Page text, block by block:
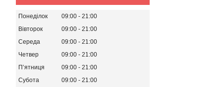
Понеділок 09:00
21:00
Вівторок
09:00
21:00
Середа
09:00
21:00
Четвер
09:00
21:00
Пʼятниця
09:00
21:00
Субота
09:00
21:00